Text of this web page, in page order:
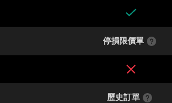
停損限價單
歷史訂單